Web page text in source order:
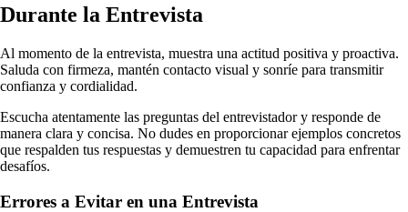
Durante la Entrevista
Al momento de la entrevista, muestra una actitud positiva y proactiva.
Saluda con firmeza, mantén contacto visual y sonríe para transmitir
confianza y cordialidad.
Escucha atentamente las preguntas del entrevistador y responde de
manera clara y concisa. No dudes en proporcionar ejemplos concretos
que respalden tus respuestas y demuestren tu capacidad para enfrentar
desafíos.
Errores a Evitar en una Entrevista